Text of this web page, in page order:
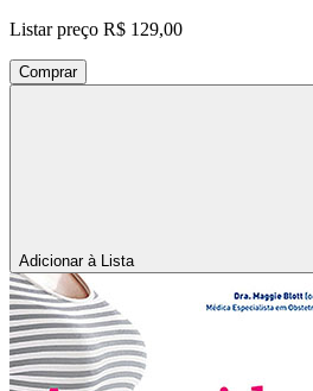
Listar preço R$ 129,00
Comprar
Adicionar à Lista